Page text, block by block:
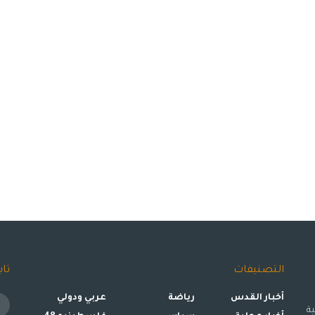
التصنيفات
أخبار القدس
رياضة
عربي ودولي